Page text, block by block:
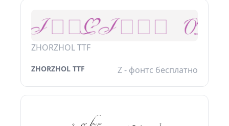
ZHORZHOL TTF
ZHORZHOL TTF Z - фонтс бесплатно